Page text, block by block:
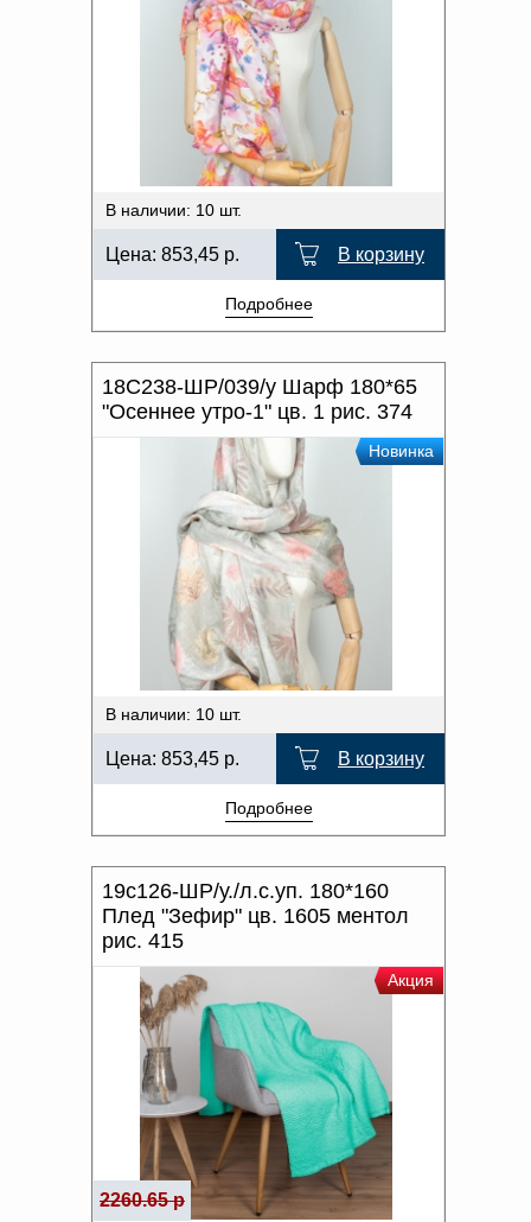
В наличии: 10 шт.
Цена: 853,45 р. В корзину
Подробнее
18С238-ШР/039/у Шарф 180*65
"Осеннее утро-1" цв. 1 рис. 374
Новинка
В наличии: 10 шт.
Цена: 853,45 р. В корзину
Подробнее
19с126-ШР/у./л.с.уп. 180*160
Плед "Зефир" цв. 1605 ментол
рис. 415
Акция
2260.65 р